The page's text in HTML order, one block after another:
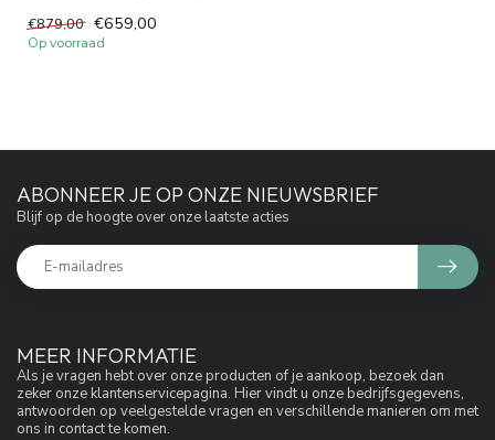
vervaardigd uit volledig DZR-
me...
€879,00 €659,00
Op voorraad
MEER INFORMATIE
Als je vragen hebt over onze producten of je aankoop, bezoek dan
zeker onze klantenservicepagina. Hier vindt u onze bedrijfsgegevens,
antwoorden op veelgestelde vragen en verschillende manieren om met
ons in contact te komen.
ABONNEER JE OP ONZE NIEUWSBRIEF
Blijf op de hoogte over onze laatste acties